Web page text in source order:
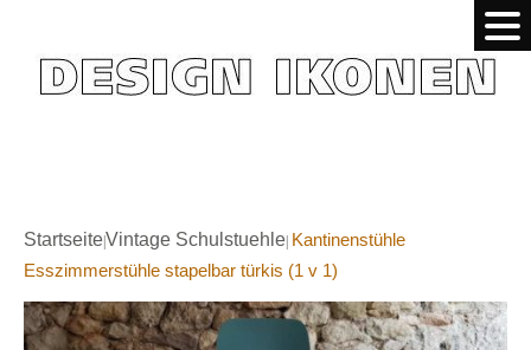
StartseiteVintage Schulstuehle Kantinenstühle
Esszimmerstühle stapelbar türkis (1 v 1)